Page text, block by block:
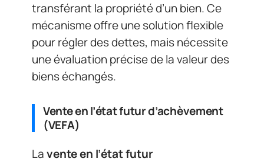
transférant la propriété d’un bien. Ce
mécanisme offre une solution flexible
pour régler des dettes, mais nécessite
une évaluation précise de la valeur des
biens échangés.
Vente en l’état futur d’achèvement
(VEFA)
Lavente en l’état futur